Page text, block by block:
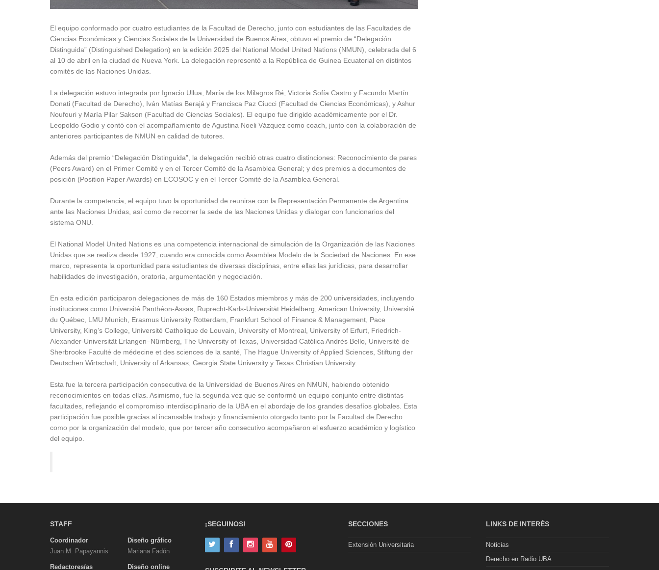
El equipo conformado por cuatro estudiantes de la Facultad de Derecho, junto con estudiantes de las Facultades de
Ciencias Económicas y Ciencias Sociales de la Universidad de Buenos Aires, obtuvo el premio de “Delegación
Distinguida” (Distinguished Delegation) en la edición 2025 del National Model United Nations (NMUN), celebrada del 6
al 10 de abril en la ciudad de Nueva York. La delegación representó a la República de Guinea Ecuatorial en distintos
comités de las Naciones Unidas.
La delegación estuvo integrada por Ignacio Ullua, María de los Milagros Ré, Victoria Sofía Castro y Facundo Martín
Donati (Facultad de Derecho), Iván Matías Berajá y Francisca Paz Ciucci (Facultad de Ciencias Económicas), y Ashur
Noufouri y María Pilar Sakson (Facultad de Ciencias Sociales). El equipo fue dirigido académicamente por el Dr.
Leopoldo Godio y contó con el acompañamiento de Agustina Noeli Vázquez como coach, junto con la colaboración de
anteriores participantes de NMUN en calidad de tutores.
Además del premio “Delegación Distinguida”, la delegación recibió otras cuatro distinciones: Reconocimiento de pares
(Peers Award) en el Primer Comité y en el Tercer Comité de la Asamblea General; y dos premios a documentos de
posición (Position Paper Awards) en ECOSOC y en el Tercer Comité de la Asamblea General.
Durante la competencia, el equipo tuvo la oportunidad de reunirse con la Representación Permanente de Argentina
ante las Naciones Unidas, así como de recorrer la sede de las Naciones Unidas y dialogar con funcionarios del
sistema ONU.
El National Model United Nations es una competencia internacional de simulación de la Organización de las Naciones
Unidas que se realiza desde 1927, cuando era conocida como Asamblea Modelo de la Sociedad de Naciones. En ese
marco, representa la oportunidad para estudiantes de diversas disciplinas, entre ellas las jurídicas, para desarrollar
habilidades de investigación, oratoria, argumentación y negociación.
En esta edición participaron delegaciones de más de 160 Estados miembros y más de 200 universidades, incluyendo
instituciones como Université Panthéon-Assas, Ruprecht-Karls-Universität Heidelberg, American University, Université
du Québec, LMU Munich, Erasmus University Rotterdam, Frankfurt School of Finance & Management, Pace
University, King’s College, Université Catholique de Louvain, University of Montreal, University of Erfurt, Friedrich-
Alexander-Universität Erlangen–Nürnberg, The University of Texas, Universidad Católica Andrés Bello, Université de
Sherbrooke Faculté de médecine et des sciences de la santé, The Hague University of Applied Sciences, Stiftung der
Deutschen Wirtschaft, University of Arkansas, Georgia State University y Texas Christian University.
Esta fue la tercera participación consecutiva de la Universidad de Buenos Aires en NMUN, habiendo obtenido
reconocimientos en todas ellas. Asimismo, fue la segunda vez que se conformó un equipo conjunto entre distintas
facultades, reflejando el compromiso interdisciplinario de la UBA en el abordaje de los grandes desafíos globales. Esta
participación fue posible gracias al incansable trabajo y financiamiento otorgado tanto por la Facultad de Derecho
como por la organización del modelo, que por tercer año consecutivo acompañaron el esfuerzo académico y logístico
del equipo.
STAFF
Coordinador
Juan M. Papayannis
Redactores/as
Diseño gráfico
Mariana Fadón
Diseño online
¡SEGUINOS! SECCIONES
Extensión Universitaria
LINKS DE INTERÉS
Noticias
Derecho en Radio UBA